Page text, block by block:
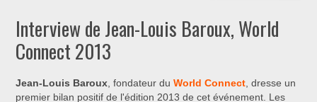
Interview de Jean-Louis Baroux, World
Connect 2013
Jean-Louis Baroux , fondateur duWorld Connect , dresse un
premier bilan positif de l'édition 2013 de cet événement. Les